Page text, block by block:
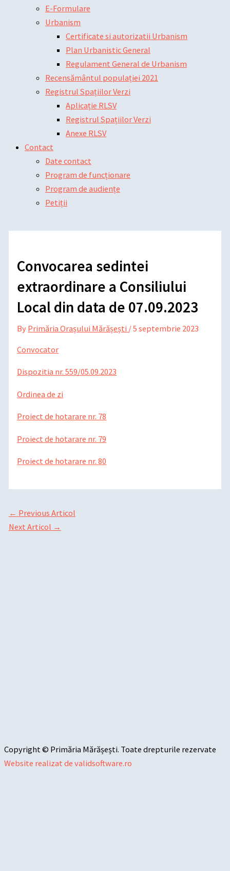
E-Formulare
Urbanism
Certificate si autorizatii Urbanism
Plan Urbanistic General
Regulament General de Urbanism
Recensământul populației 2021
Registrul Spațiilor Verzi
Aplicație RLSV
Registrul Spațiilor Verzi
Anexe RLSV
Contact
Date contact
Program de funcționare
Program de audiențe
Petiții
Convocarea sedintei
extraordinare a Consiliului
Local din data de 07.09.2023
By Primăria Orașului Mărășești /5 septembrie 2023
Convocator
Dispozitia nr. 559/05.09.2023
Ordinea de zi
Proiect de hotarare nr. 78
Proiect de hotarare nr. 79
Proiect de hotarare nr. 80
← Previous Articol
Next Articol →
Copyright © Primăria Mărășești. Toate drepturile rezervate
Website realizat de validsoftware.ro